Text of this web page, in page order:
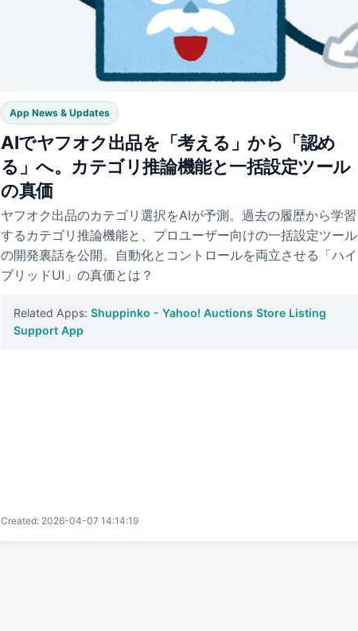
App News & Updates
AIでヤフオク出品を「考える」から「認め
る」へ。カテゴリ推論機能と一括設定ツール
の真価
ヤフオク出品のカテゴリ選択をAIが予測。過去の履歴から学習
するカテゴリ推論機能と、プロユーザー向けの一括設定ツール
の開発裏話を公開。自動化とコントロールを両立させる「ハイ
ブリッドUI」の真価とは？
Related Apps: Shuppinko - Yahoo! Auctions Store Listing
Support App
Created: 2026-04-07 14:14:19